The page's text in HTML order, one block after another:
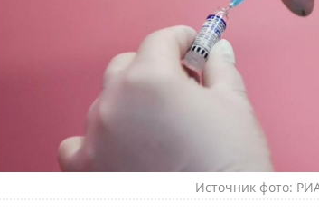
Источник фото: